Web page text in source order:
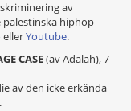
av
palestinska hiphop
ellerYoutube.
CASE(av Adalah), 7
av den icke erkända
.